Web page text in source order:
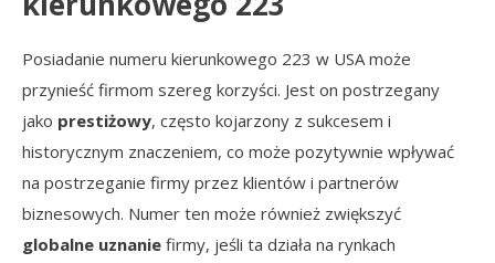
Posiadanie numeru kierunkowego 223 w USA może
przynieść firmom szereg korzyści. Jest on postrzegany
jako prestiżowy, często kojarzony z sukcesem i
historycznym znaczeniem, co może pozytywnie wpływać
na postrzeganie firmy przez klientów i partnerów
biznesowych. Numer ten może również zwiększyć
globalne uznanie firmy, jeśli ta działa na rynkach